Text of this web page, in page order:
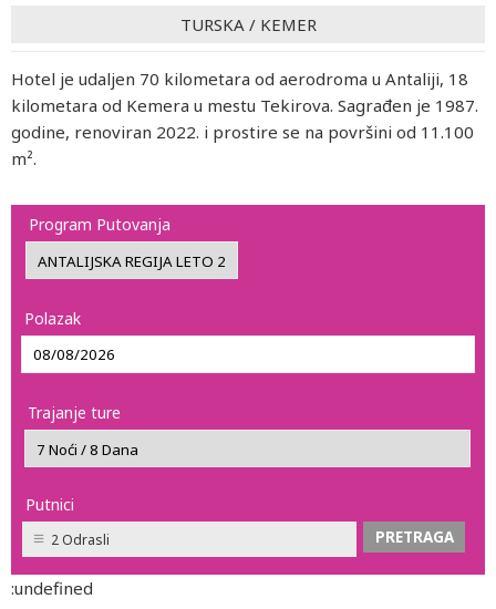
TURSKA / KEMER
Hotel je udaljen 70 kilometara od aerodroma u Antaliji, 18
kilometara od Kemera u mestu Tekirova. Sagrađen je 1987.
godine, renoviran 2022. i prostire se na površini od 11.100
m².
Program Putovanja
Polazak
Trajanje ture
Putnici
2 Odrasli
:undefined